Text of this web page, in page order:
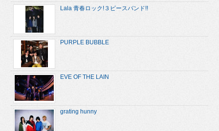
Lala 青春ロック!３ピースバンド!!
PURPLE BUBBLE
EVE OF THE LAIN
grating hunny